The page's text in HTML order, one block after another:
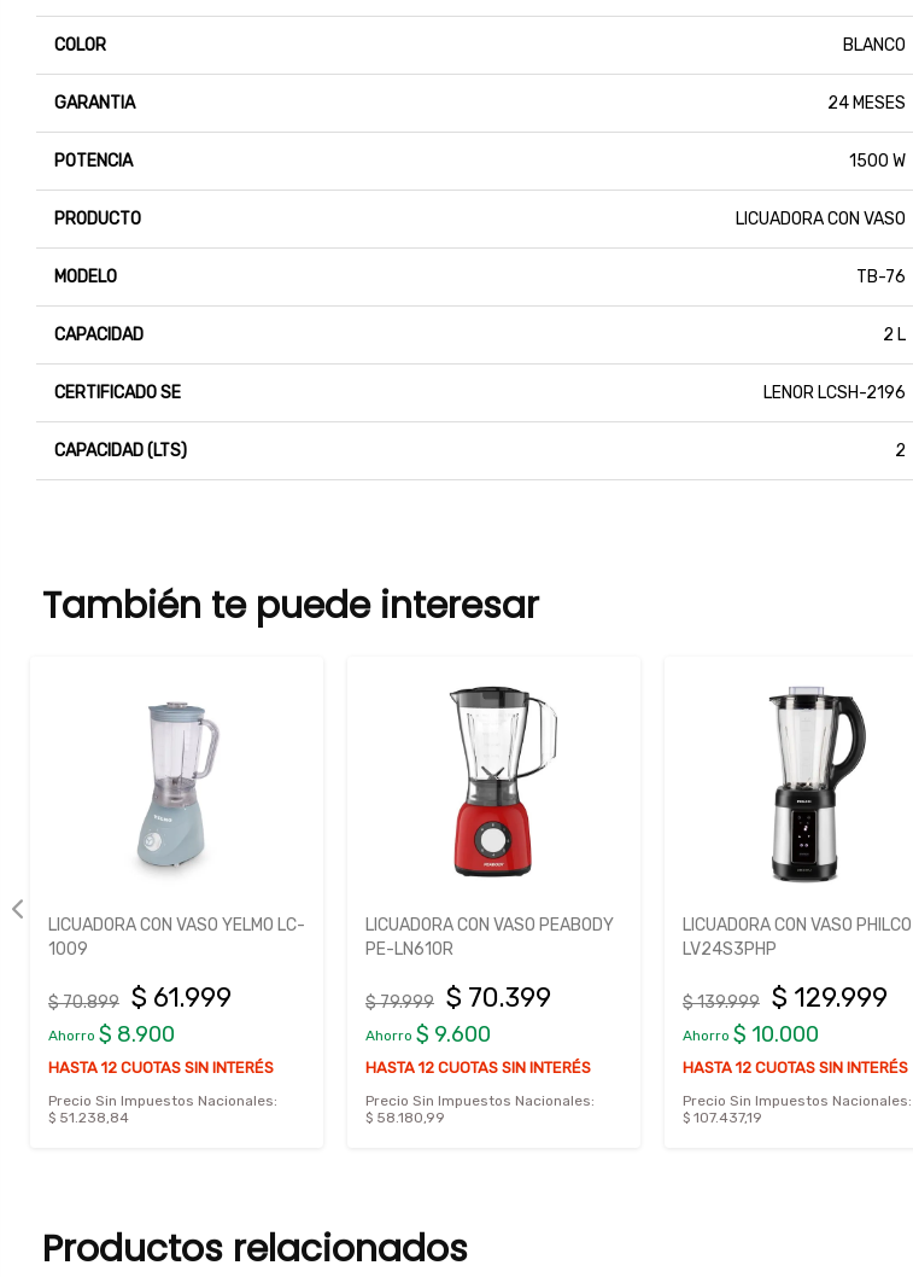
COLOR BLANCO
GARANTIA 24 MESES
POTENCIA 1500 W
PRODUCTO LICUADORA CON VASO
MODELO TB-76
CAPACIDAD 2 L
CERTIFICADO SE LENOR LCSH-2196
CAPACIDAD (LTS) 2
También te puede interesar
LICUADORA CON VASO YELMO LC-
1009
$ 70.899 $ 61.999
Ahorro $ 8.900
HASTA 12 CUOTAS SIN INTERÉS
Precio Sin Impuestos Nacionales:
$ 51.238,84
LICUADORA CON VASO PEABODY
PE-LN610R
$ 79.999 $ 70.399
Ahorro $ 9.600
HASTA 12 CUOTAS SIN INTERÉS
Precio Sin Impuestos Nacionales:
$ 58.180,99
LICUADORA CON VASO PHILCO
LV24S3PHP
$ 139.999 $ 129.999
Ahorro $ 10.000
HASTA 12 CUOTAS SIN INTERÉS
Precio Sin Impuestos Nacionales:
$ 107.437,19
Productos relacionados